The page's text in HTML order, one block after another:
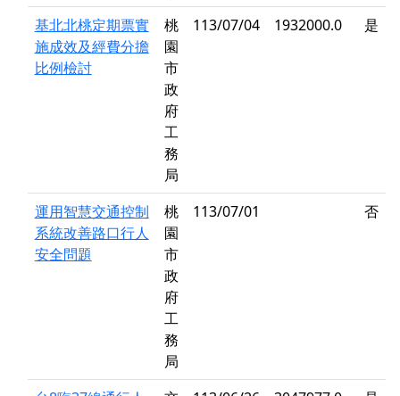
基北北桃定期票實
施成效及經費分擔
比例檢討
桃
園
市
政
府
工
務
局
113/07/04 1932000.0 是
運用智慧交通控制
系統改善路口行人
安全問題
桃
園
市
政
府
工
務
局
113/07/01 否